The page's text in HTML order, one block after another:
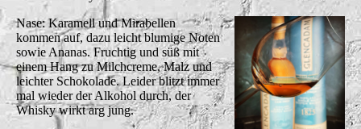
Nase: Karamell und Mirabellen
kommen auf, dazu leicht blumige Noten
sowie Ananas. Fruchtig und süß mit
einem Hang zu Milchcreme, Malz und
leichter Schokolade. Leider blitzt immer
mal wieder der Alkohol durch, der
Whisky wirkt arg jung.